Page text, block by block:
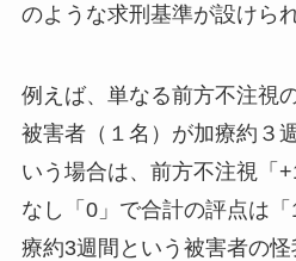
のような求刑基準が設けら
例えば、単なる前方不注視
被害者（１名）が加療約３
いう場合は、前方不注視「
なし「0」で合計の評点は
療約3週間という被害者の